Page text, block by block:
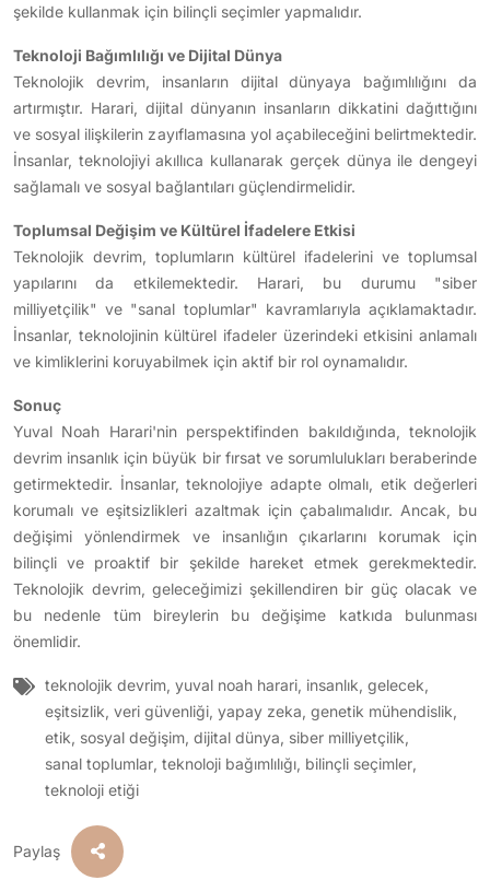
şekilde kullanmak için bilinçli seçimler yapmalıdır.
Teknoloji Bağımlılığı ve Dijital Dünya
Teknolojik devrim, insanların dijital dünyaya bağımlılığını da
artırmıştır. Harari, dijital dünyanın insanların dikkatini dağıttığını
ve sosyal ilişkilerin zayıflamasına yol açabileceğini belirtmektedir.
İnsanlar, teknolojiyi akıllıca kullanarak gerçek dünya ile dengeyi
sağlamalı ve sosyal bağlantıları güçlendirmelidir.
Toplumsal Değişim ve Kültürel İfadelere Etkisi
Teknolojik devrim, toplumların kültürel ifadelerini ve toplumsal
yapılarını da etkilemektedir. Harari, bu durumu "siber
milliyetçilik" ve "sanal toplumlar" kavramlarıyla açıklamaktadır.
İnsanlar, teknolojinin kültürel ifadeler üzerindeki etkisini anlamalı
ve kimliklerini koruyabilmek için aktif bir rol oynamalıdır.
Sonuç
Yuval Noah Harari'nin perspektifinden bakıldığında, teknolojik
devrim insanlık için büyük bir fırsat ve sorumlulukları beraberinde
getirmektedir. İnsanlar, teknolojiye adapte olmalı, etik değerleri
korumalı ve eşitsizlikleri azaltmak için çabalımalıdır. Ancak, bu
değişimi yönlendirmek ve insanlığın çıkarlarını korumak için
bilinçli ve proaktif bir şekilde hareket etmek gerekmektedir.
Teknolojik devrim, geleceğimizi şekillendiren bir güç olacak ve
bu nedenle tüm bireylerin bu değişime katkıda bulunması
önemlidir.
teknolojik devrim, yuval noah harari, insanlık, gelecek,
eşitsizlik, veri güvenliği, yapay zeka, genetik mühendislik,
etik, sosyal değişim, dijital dünya, siber milliyetçilik,
sanal toplumlar, teknoloji bağımlılığı, bilinçli seçimler,
teknoloji etiği
Paylaş